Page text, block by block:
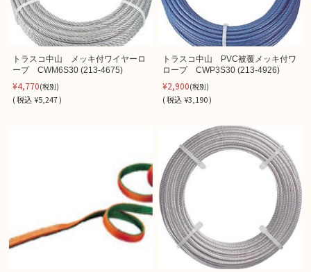
トラスコ中山 メッキ付ワイヤーロ
ープ CWM6S30 (213-4675)
¥4,770(税別)
(税込¥5,247 )
トラスコ中山 PVC被覆メッキ付ワ
ロープ CWP3S30 (213-4926)
¥2,900(税別)
(税込 ¥3,190 )